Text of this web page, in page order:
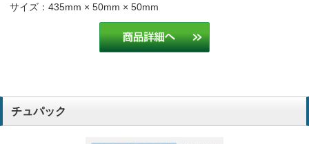
サイズ：435mm × 50mm × 50mm
チュパック